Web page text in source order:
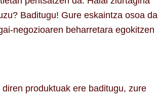
Baditugu! Gure eskaintza osoa da
negozioaren beharretara egokitzen
produktuak ere baditugu, zure